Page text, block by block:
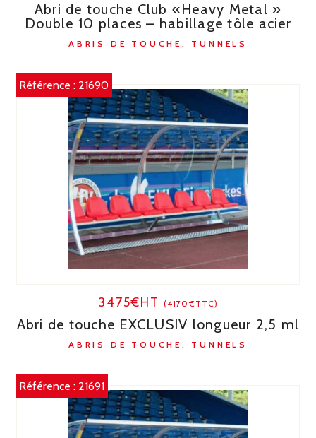
Abri de touche Club «Heavy Metal »
Double 10 places – habillage tôle acier
ABRIS DE TOUCHE, TUNNELS
Référence : 21690
3475€HT (4170€TTC)
Abri de touche EXCLUSIV longueur 2,5 ml
ABRIS DE TOUCHE, TUNNELS
Référence : 21691